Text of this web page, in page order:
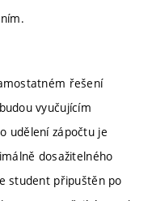
řešení
vyučujícím
udělení zápočtu je
dosažitelného
student připuštěn po